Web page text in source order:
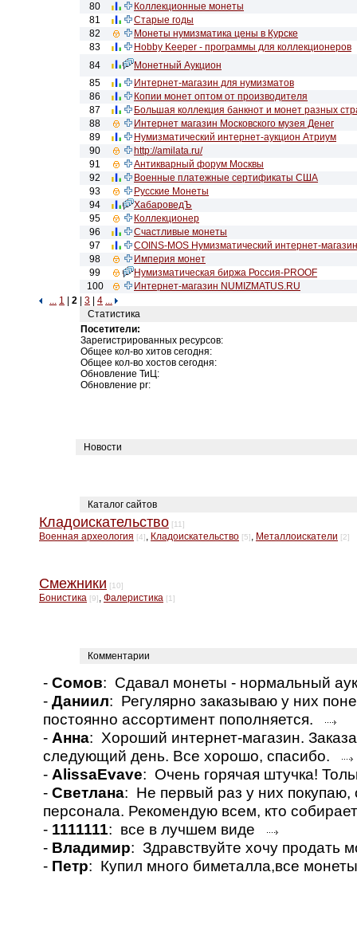
80
Коллекционные монеты
81
Старые годы
82
Монеты нумизматика цены в Курске
83
Hobby Keeper - программы для коллекционеров
84
Монетный Аукцион
85
Интернет-магазин для нумизматов
86
Копии монет оптом от производителя
87
Большая коллекция банкнот и монет разных
88
Интернет магазин Московского музея Денег
89
Нумизматический интернет-аукцион Атриум
90
http://amilata.ru/
91
Антикварный форум Москвы
92
Военные платежные сертификаты США
93
Русские Монеты
94
ХабароведЪ
95
Коллекционер
96
Счастливые монеты
97
COINS-MOS Нумизматический интернет-магазин
98
Империя монет
99
Нумизматическая биржа Россия-PROOF
100
Интернет-магазин NUMIZMATUS.RU
... 1 2 3 4 ...
Статистика
Посетители:
Зарегистрированных ресурсов:
Общее кол-во хитов сегодня:
Общее кол-во хостов сегодня:
Обновление ТиЦ:
Обновление pr:
Новости
Каталог сайтов
Кладоискательство [11]
Военная археология [4], Кладоискательство [5], Металлоискатели [2]
Смежники [10]
Бонистика [9], Фалеристика [1]
Комментарии
- Сомов: Сдавал монеты - нормальный
- Даниил: Регулярно заказываю у них
постоянно ассортимент пополняется.
- Анна: Хороший интернет-магазин.
следующий день. Все хорошо, спасибо.
- AlissaEvave: Очень горячая штучка!
- Светлана: Не первый раз у них
персонала. Рекомендую всем, кто
- 1111111: все в лучшем виде
- Владимир: Здравствуйте хочу продать
- Петр: Купил много биметалла,все